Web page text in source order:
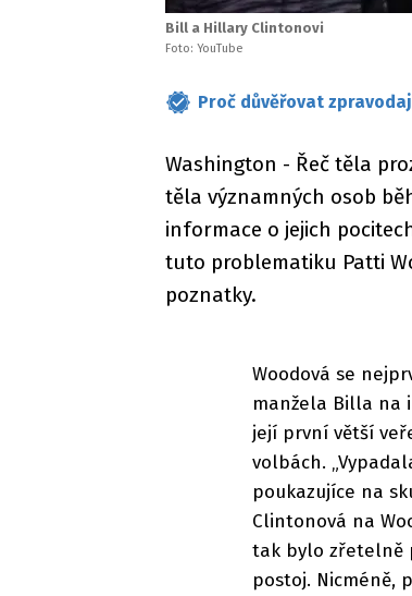
Bill a Hillary Clintonovi
Foto: YouTube
Proč důvěřovat
Washington - Řeč těla
těla významných osob
informace o jejich
tuto problematiku Patti
poznatky.
Woodová se
manžela Billa na
její první větší
volbách.
poukazujíce na
Clintonová na
tak bylo zřetelně
postoj. Nicméně,